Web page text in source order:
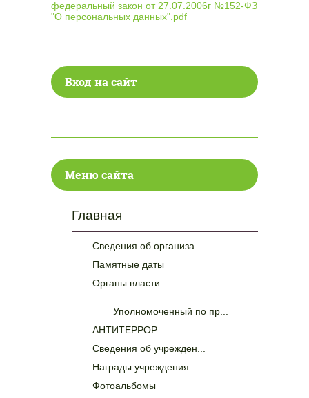
федеральный закон от 27.07.2006г №152-ФЗ
"О персональных данных".pdf
Вход на сайт
Меню сайта
Главная
Сведения об организа...
Памятные даты
Органы власти
Уполномоченный по пр...
АНТИТЕРРОР
Сведения об учрежден...
Награды учреждения
Фотоальбомы